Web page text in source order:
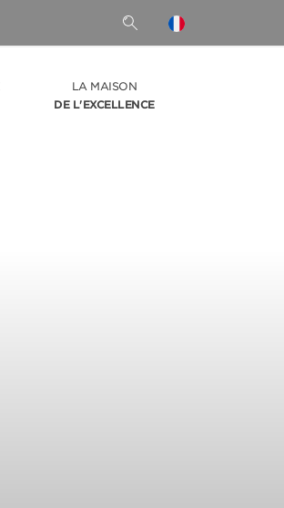
LA MAISON
DE L'EXCELLENCE